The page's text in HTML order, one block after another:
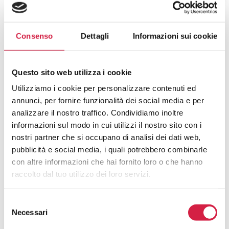
Consenso Dettagli Informazioni sui cookie
Questo sito web utilizza i cookie
Utilizziamo i cookie per personalizzare contenuti ed
annunci, per fornire funzionalità dei social media e per
analizzare il nostro traffico. Condividiamo inoltre
informazioni sul modo in cui utilizzi il nostro sito con i
nostri partner che si occupano di analisi dei dati web,
pubblicità e social media, i quali potrebbero combinarle
con altre informazioni che hai fornito loro o che hanno
raccolto dal tuo utilizzo dei loro servizi.
delNecessari
FAQ SUGLI OSPEDALI BOLLINO
ROSA
Cosa Sono Gli Ospedali Bollino Rosa?
Come Viene Assegnato Il Bollino
Rosa?
Come Riconosco Un Ospedale Bollino